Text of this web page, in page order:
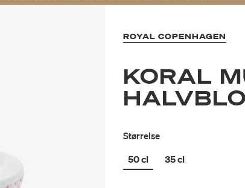
ROYAL COPENHAGEN
KORAL
Størrelse
50 cl
35 cl